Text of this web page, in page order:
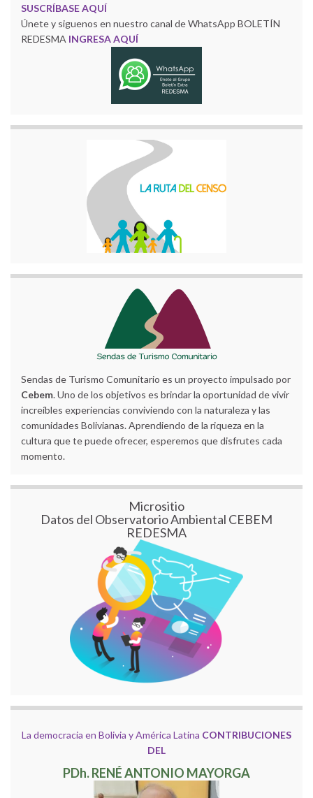
SUSCRÍBASE AQUÍ
Únete y siguenos en nuestro canal de WhatsApp BOLETÍN
REDESMA INGRESA AQUÍ
Sendas de Turismo Comunitario es un proyecto impulsado por
Cebem. Uno de los objetivos es brindar la oportunidad de vivir
increíbles experiencias conviviendo con la naturaleza y las
comunidades Bolivianas. Aprendiendo de la riqueza en la
cultura que te puede ofrecer, esperemos que disfrutes cada
momento.
Micrositio
Datos del Observatorio Ambiental CEBEM
REDESMA
La democracia en Bolivia y América Latina CONTRIBUCIONES
DEL
PDh. RENÉ ANTONIO MAYORGA